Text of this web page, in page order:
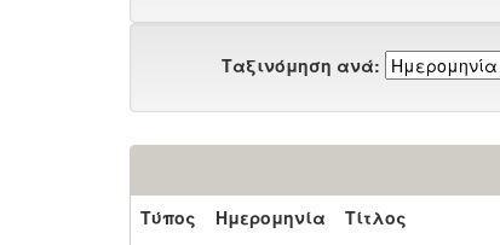
Ταξινόμηση ανά:
Τύπος
Ημερομηνία Τίτλος